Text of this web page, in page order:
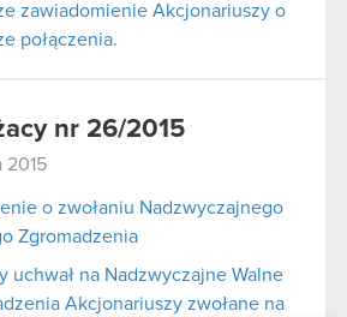
zawiadomienie Akcjonariuszy o
połączenia.
nr 26/2015
2015
o zwołaniu Nadzwyczajnego
Zgromadzenia
uchwał na Nadzwyczajne Walne
Akcjonariuszy zwołane na